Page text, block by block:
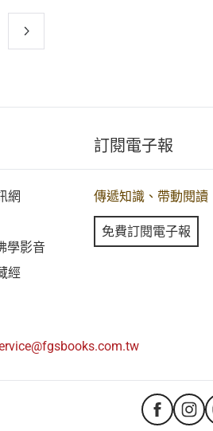
網
學影音
經
訂閱電子報
傳遞知識、帶動閱讀
免費訂閱電子報